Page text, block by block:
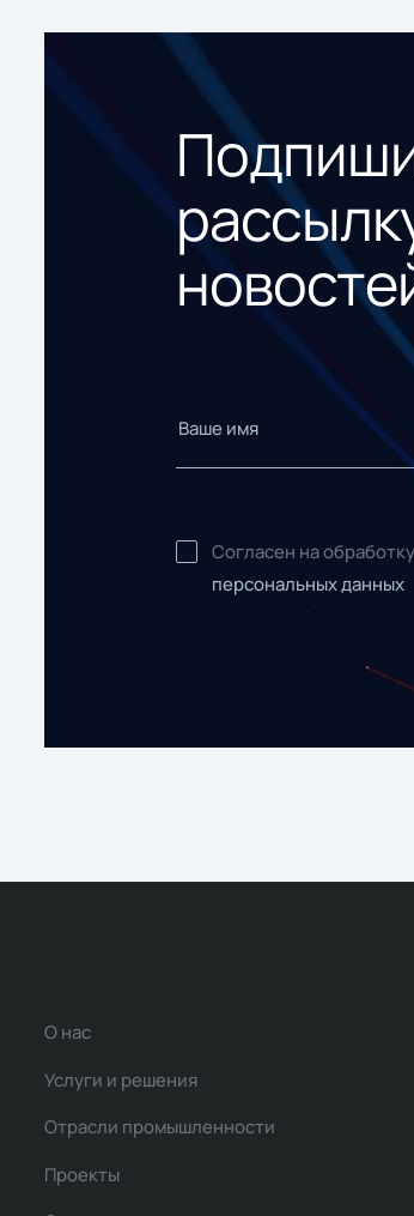
Согласен на обработку
персональных данных
О нас
Услуги и решения
Отрасли промышленности
Проекты